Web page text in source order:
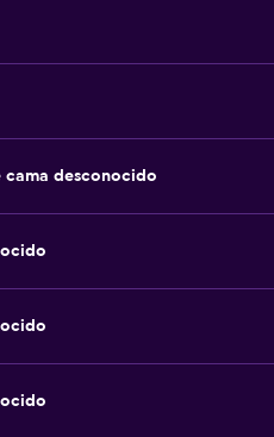
desconocido